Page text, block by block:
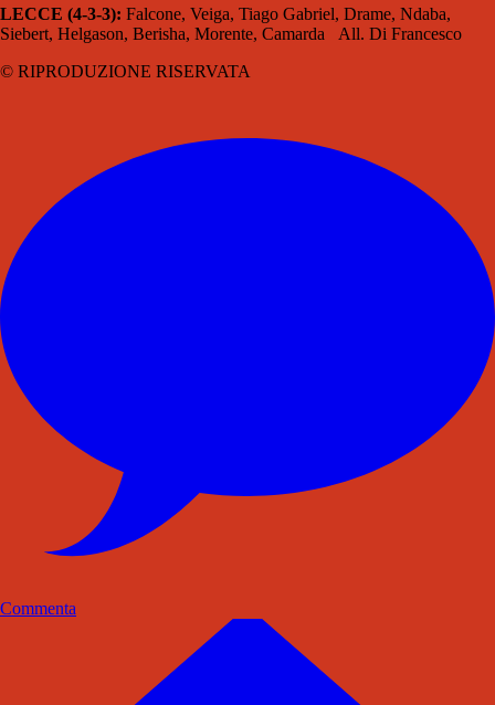
LECCE (4-3-3): Falcone, Veiga, Tiago Gabriel, Drame, Ndaba,
Siebert, Helgason, Berisha, Morente, Camarda All. Di Francesco
© RIPRODUZIONE RISERVATA
Commenta